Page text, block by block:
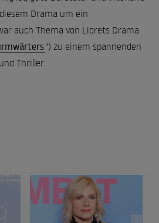
Drama um ein
auch Thema von Liorets Drama
") zu einem spannenden
Thriller.